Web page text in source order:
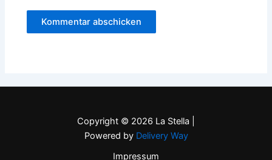
Copyright © 2026 La Stella |
Powered by Delivery Way
Impressum